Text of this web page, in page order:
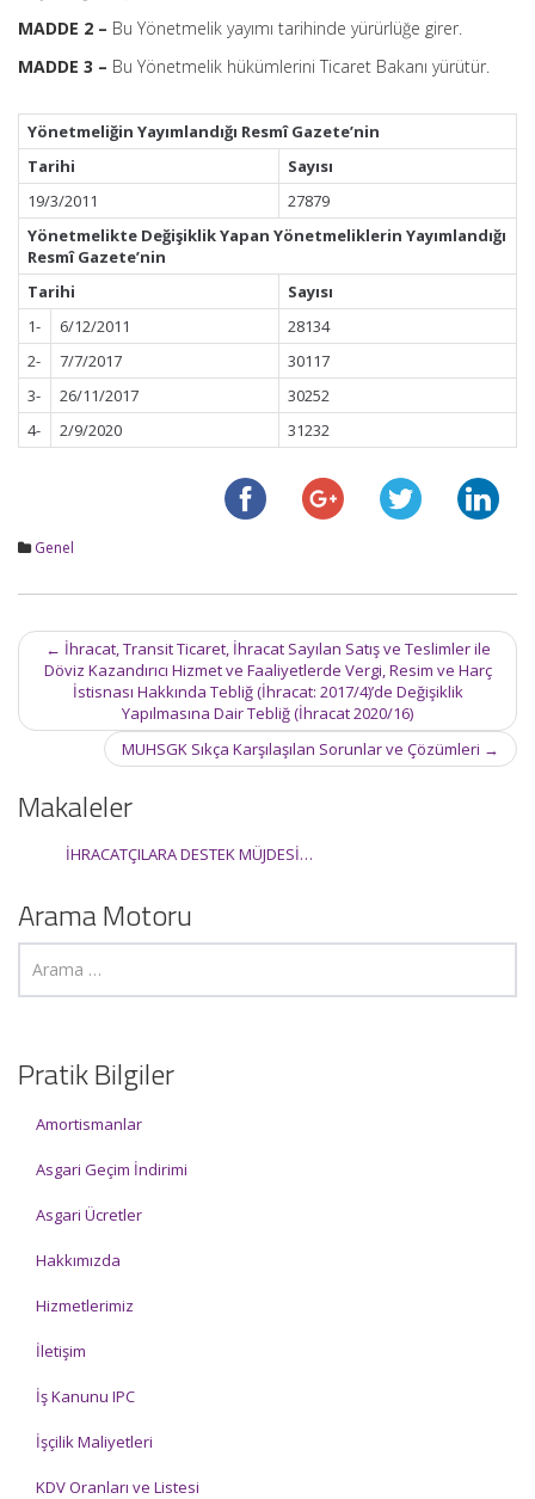
MADDE 2 – Bu Yönetmelik yayımı tarihinde yürürlüğe girer.
MADDE 3 – Bu Yönetmelik hükümlerini Ticaret Bakanı yürütür.
Yönetmeliğin Yayımlandığı Resmî Gazete’nin
Tarihi
Sayısı
19/3/2011
27879
Yönetmelikte Değişiklik Yapan Yönetmeliklerin Yayımlandığı
Resmî Gazete’nin
Tarihi
Sayısı
1-
6/12/2011
28134
2-
7/7/2017
30117
3-
26/11/2017
30252
4-
2/9/2020 31232
Genel
Post
navigation
← İhracat, Transit Ticaret, İhracat Sayılan Satış ve Teslimler ile
Döviz Kazandırıcı Hizmet ve Faaliyetlerde Vergi, Resim ve Harç
İstisnası Hakkında Tebliğ (İhracat: 2017/4)’de Değişiklik
Yapılmasına Dair Tebliğ (İhracat 2020/16)
MUHSGK Sıkça Karşılaşılan Sorunlar ve Çözümleri →
Makaleler
İHRACATÇILARA DESTEK MÜJDESİ…
Arama Motoru
Pratik Bilgiler
Amortismanlar
Asgari Geçim İndirimi
Asgari Ücretler
Hakkımızda
Hizmetlerimiz
İletişim
İş Kanunu IPC
İşçilik Maliyetleri
KDV Oranları ve Listesi